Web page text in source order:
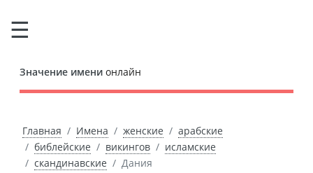
Значение имени онлайн
Главная Имена женские
арабские
библейские
викингов
исламские
скандинавские
Дания